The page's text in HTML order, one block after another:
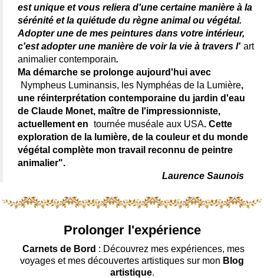
est unique et vous reliera d'une certaine manière à la
sérénité et la quiétude du règne animal ou végétal.
Adopter une de mes peintures dans votre intérieur,
c'est adopter une manière de voir la vie à travers l' art
animalier contemporain.
Ma démarche se prolonge aujourd'hui avec
Nympheus Luminansis, les Nymphéas de la Lumière,
une réinterprétation contemporaine du jardin d'eau
de Claude Monet, maître de l'impressionniste,
actuellement en tournée muséale aux USA. Cette
exploration de la lumière, de la couleur et du monde
végétal complète mon travail reconnu de peintre
animalier".
Laurence Saunois
Prolonger l'expérience
Carnets de Bord : Découvrez mes expériences, mes
voyages et mes découvertes artistiques sur mon Blog
artistique.